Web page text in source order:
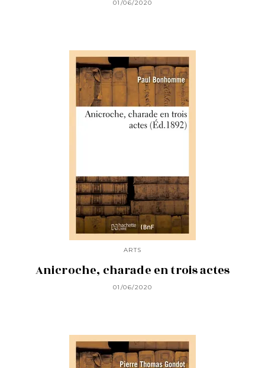
01/06/2020
ARTS
Anicroche, charade en trois actes
01/06/2020